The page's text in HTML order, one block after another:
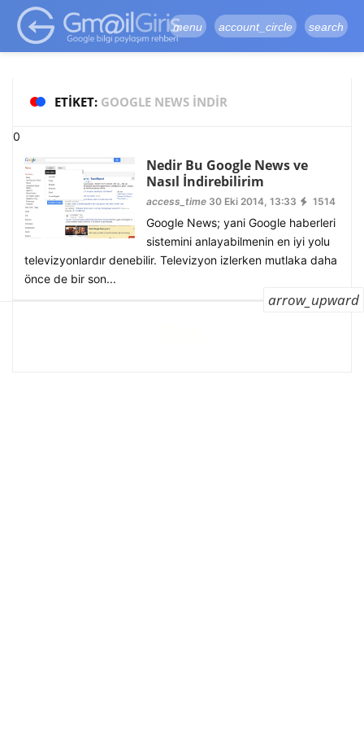
google-site-
verification=vqSI0upH550kabR5X8xpjMYieaXmuBueYgCJBW3uetM
menu account_circle search
ETIKET: GOOGLE NEWS INDIR
0
Nedir Bu Google News ve
Nasıl İndirebilirim
access_time30 Eki 2014, 13:33 1514
Google News; yani Google haberleri
sistemini anlayabilmenin en iyi yolu
televizyonlardır denebilir. Televizyon izlerken mutlaka daha
önce de bir son...
arrow_upward